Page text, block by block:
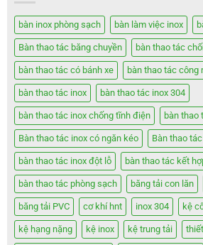
bàn inox phòng sạch bàn làm việc inox
Bàn thao tác băng chuyền bàn thao tác
bàn thao tác có bánh xe bàn thao tác công
bàn thao tác inox bàn thao tác inox 304
bàn thao tác inox chống tĩnh điện bàn thao
Bàn thao tác inox có ngăn kéo Bàn thao
bàn thao tác inox đột lỗ bàn thao tác kết
bàn thao tác phòng sạch băng tải con lăn
băng tải PVC cơ khí hnt inox 304 kệ
kệ hạng nặng kệ inox kệ trung tải